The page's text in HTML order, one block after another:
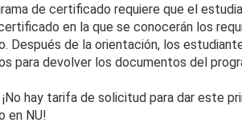
de certificado requiere que el
en la que se conocerán los
Después de la orientación, los
para devolver los documentos del
hay tarifa de solicitud para dar este
en NU!